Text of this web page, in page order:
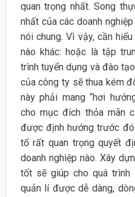
quan trọng nhất. Song
nhất của các doanh
nói chung. Vì vậy, cần
nào khác: hoặc là tập
trình tuyển dụng và đào
của công ty sẽ thua kém
này phải mang “hơi
cho mục đích thỏa mãn
được định hướng trước
tố rất quan trọng quyết
doanh nghiệp nào. Xây
tốt sẽ giúp cho quá trình
quản lí được dễ dàng,